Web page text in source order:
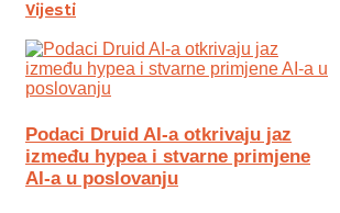
Vijesti
Podaci Druid AI-a otkrivaju jaz
između hypea i stvarne primjene
AI-a u poslovanju